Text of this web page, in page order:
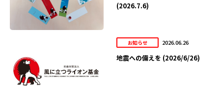
(2026.7.6)
お知らせ 2026.06.26
地震への備えを (2026/6/26)